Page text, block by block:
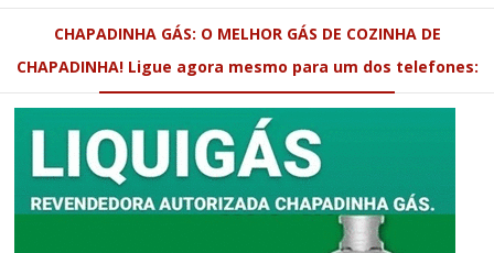
CHAPADINHA GÁS: O MELHOR GÁS DE COZINHA DE
CHAPADINHA! Ligue agora mesmo para um dos telefones: